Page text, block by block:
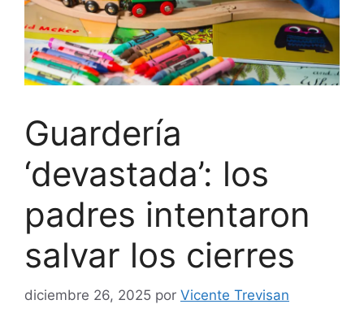
Guardería
‘devastada’: los
padres intentaron
salvar los cierres
diciembre 26, 2025 por Vicente Trevisan